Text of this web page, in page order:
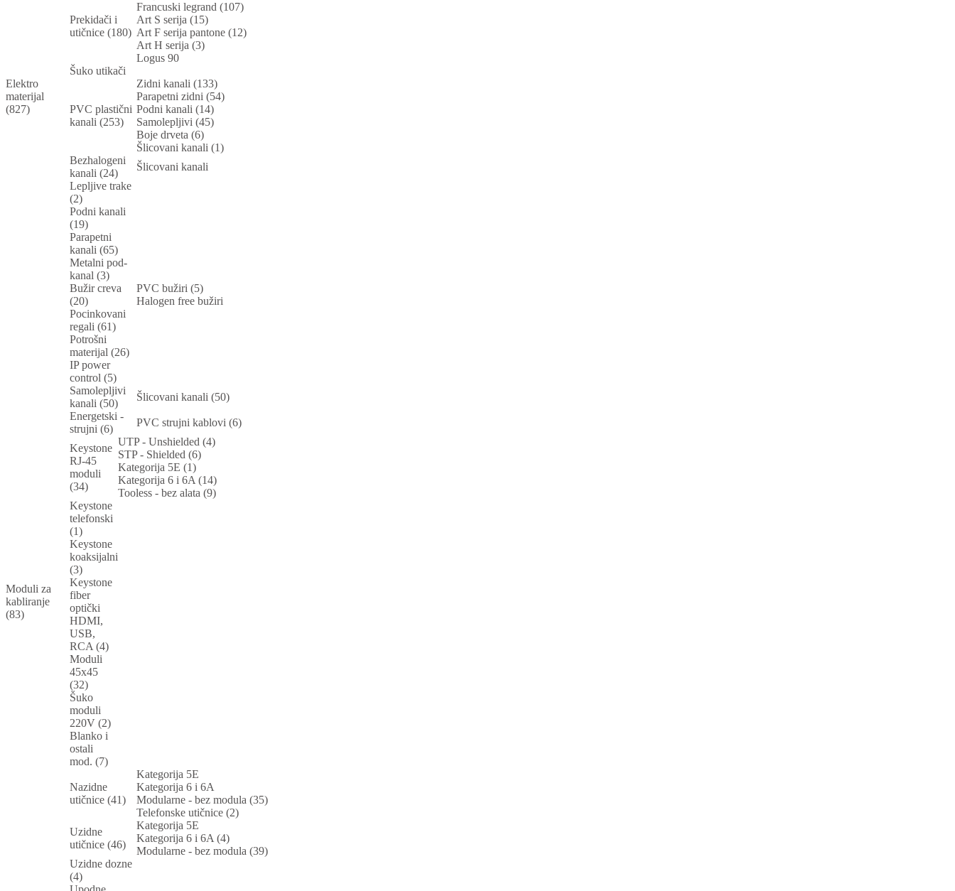
Elektro
materijal
(827)
Prekidači i
utičnice (180)
Francuski legrand (107)
Art S serija (15)
Art F serija pantone (12)
Art H serija (3)
Logus 90
Šuko utikači
PVC plastični
kanali (253)
Zidni kanali (133)
Parapetni zidni (54)
Podni kanali (14)
Samolepljivi (45)
Boje drveta (6)
Šlicovani kanali (1)
Bezhalogeni
kanali (24)
Šlicovani kanali
Lepljive trake
(2)
Podni kanali
(19)
Parapetni
kanali (65)
Metalni pod-
kanal (3)
Bužir creva
(20)
PVC bužiri (5)
Halogen free bužiri
Pocinkovani
regali (61)
Potrošni
materijal (26)
IP power
control (5)
Samolepljivi
kanali (50)
Šlicovani kanali (50)
Energetski -
strujni (6)
PVC strujni kablovi (6)
Moduli za
kabliranje
(83)
Keystone
RJ-45
moduli
(34)
UTP - Unshielded (4)
STP - Shielded (6)
Kategorija 5E (1)
Kategorija 6 i 6A (14)
Tooless - bez alata (9)
Keystone
telefonski
(1)
Keystone
koaksijalni
(3)
Keystone
fiber
optički
HDMI,
USB,
RCA (4)
Moduli
45x45
(32)
Šuko
moduli
220V (2)
Blanko i
ostali
mod. (7)
Nazidne
utičnice (41)
Kategorija 5E
Kategorija 6 i 6A
Modularne - bez modula (35)
Telefonske utičnice (2)
Uzidne
utičnice (46)
Kategorija 5E
Kategorija 6 i 6A (4)
Modularne - bez modula (39)
Uzidne dozne
(4)